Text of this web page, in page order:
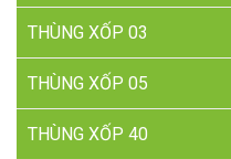
THÙNG XỐP 03
THÙNG XỐP 05
THÙNG XỐP 40